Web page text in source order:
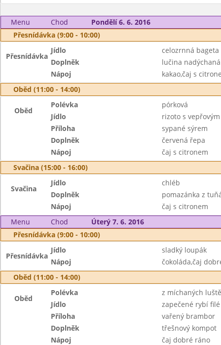
Menu Chod
Pondělí 6. 6. 2016
Přesnídávka (9:00 - 10:00)
Přesnídávka
Jídlo
celozrnná bageta
Doplněk
lučina nadýchaná
Nápoj
kakao,čaj s
Oběd (11:00 - 14:00)
Oběd
Polévka
pórková
Jídlo
rizoto s
Příloha
sypané sýrem
Doplněk
červená řepa
Nápoj
čaj s citronem
Svačina (15:00 - 16:00)
Svačina
Jídlo
chléb
Doplněk
pomazánka z
Nápoj
čaj s citronem
Menu
Chod
Úterý 7. 6. 2016
Přesnídávka (9:00 - 10:00)
Přesnídávka
Jídlo
sladký loupák
Nápoj
čokoláda,čaj
Oběd (11:00 - 14:00)
Oběd
Polévka
z míchaných
Jídlo
zapečené rybí filé
Příloha
vařený brambor
Doplněk
třešnový kompot
Nápoj
čaj dobré ráno